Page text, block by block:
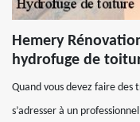
Hemery
hydrofuge de
Quand vous devez faire des
s’adresser à un